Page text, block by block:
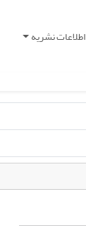
اطلاعات نشریه